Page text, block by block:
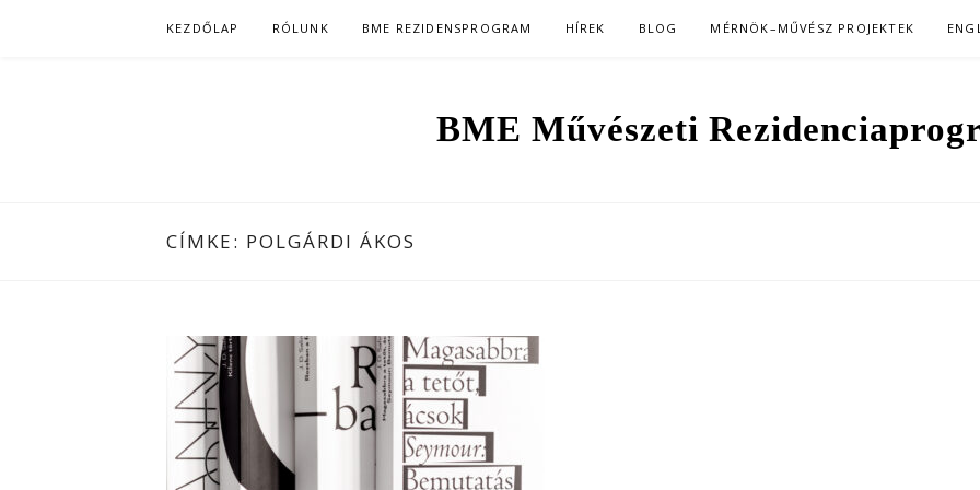
KEZDŐLAP RÓLUNK BME REZIDENSPROGRAM HÍREK BLOG MÉRNÖK–MŰVÉSZ PROJEKTEK
BME Művészeti
CÍMKE: POLGÁRDI ÁKOS